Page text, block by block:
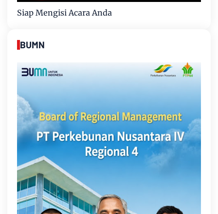
Siap Mengisi Acara Anda
BUMN